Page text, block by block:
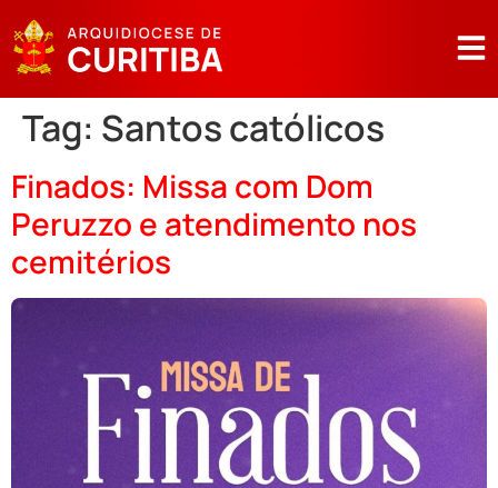
Tag: Santos católicos
Finados: Missa com Dom
Peruzzo e atendimento nos
cemitérios